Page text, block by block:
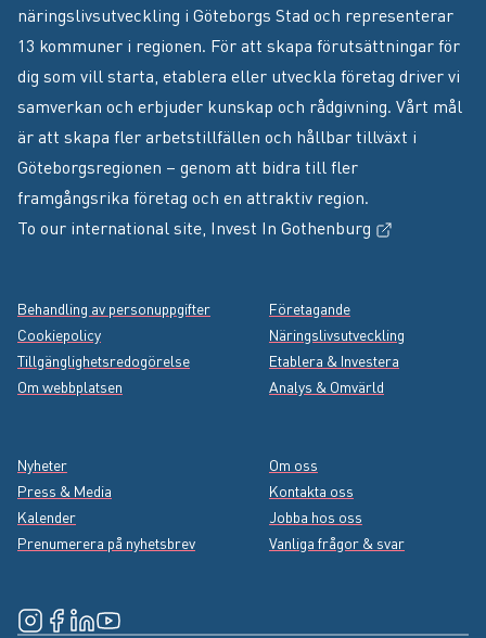
näringslivsutveckling i Göteborgs Stad och representerar
13 kommuner i regionen. För att skapa förutsättningar för
dig som vill starta, etablera eller utveckla företag driver vi
samverkan och erbjuder kunskap och rådgivning. Vårt mål
är att skapa fler arbetstillfällen och hållbar tillväxt i
Göteborgsregionen – genom att bidra till fler
framgångsrika företag och en attraktiv region.
To our international site, Invest In Gothenburg
Footer menu
Behandling av personuppgifter
Cookiepolicy
Tillgänglighetsredogörelse
Om webbplatsen
Företagande
Näringslivsutveckling
Etablera & Investera
Analys & Omvärld
Nyheter
Press & Media
Kalender
Prenumerera på nyhetsbrev
Om oss
Kontakta oss
Jobba hos oss
Vanliga frågor & svar